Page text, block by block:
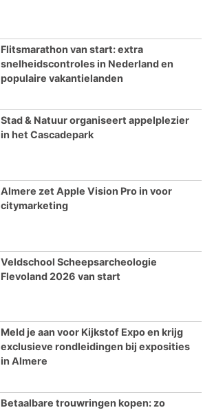
Flitsmarathon van start: extra
snelheidscontroles in Nederland en
populaire vakantielanden
Stad & Natuur organiseert appelplezier
in het Cascadepark
Almere zet Apple Vision Pro in voor
citymarketing
Veldschool Scheepsarcheologie
Flevoland 2026 van start
Meld je aan voor Kijkstof Expo en krijg
exclusieve rondleidingen bij exposities
in Almere
Betaalbare trouwringen kopen: zo